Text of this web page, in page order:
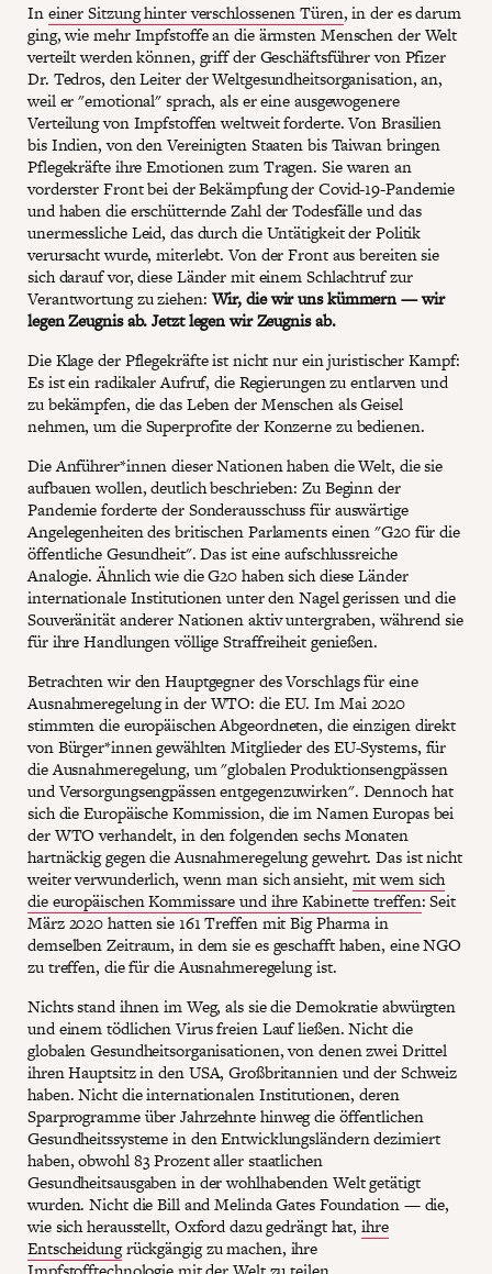
Ineiner Sitzung hinter verschlossenen Türen, in der es darum
ging, wie mehr Impfstoffe an die ärmsten Menschen der Welt
verteilt werden können, griff der Geschäftsführer von Pfizer
Dr. Tedros, den Leiter der Weltgesundheitsorganisation, an,
weil er "emotional" sprach, als er eine ausgewogenere
Verteilung von Impfstoffen weltweit forderte. Von Brasilien
bis Indien, von den Vereinigten Staaten bis Taiwan bringen
Pflegekräfte ihre Emotionen zum Tragen. Sie waren an
vorderster Front bei der Bekämpfung der Covid-19-Pandemie
und haben die erschütternde Zahl der Todesfälle und das
unermessliche Leid, das durch die Untätigkeit der Politik
verursacht wurde, miterlebt. Von der Front aus bereiten sie
sich darauf vor, diese Länder mit einem Schlachtruf zur
Verantwortung zu ziehen:Wir, die wir uns kümmern —wir
legen Zeugnis ab. Jetzt legen wir Zeugnis ab.
Die Klage der Pflegekräfte ist nicht nur ein juristischer Kampf:
Es ist ein radikaler Aufruf, die Regierungen zu entlarven und
zu bekämpfen, die das Leben der Menschen als Geisel
nehmen, um die Superprofite der Konzerne zu bedienen.
Die Anführer*innen dieser Nationen haben die Welt, die sie
aufbauen wollen, deutlich beschrieben: Zu Beginn der
Pandemie forderte der Sonderausschuss für auswärtige
Angelegenheiten des britischen Parlaments einen "G20 für die
öffentliche Gesundheit". Das ist eine aufschlussreiche
Analogie. Ähnlich wie die G20 haben sich diese Länder
internationale Institutionen unter den Nagel gerissen und die
Souveränität anderer Nationen aktiv untergraben, während sie
für ihre Handlungen völlige Straffreiheit genießen.
Betrachten wir den Hauptgegner des Vorschlags für eine
Ausnahmeregelung in der WTO: die EU. Im Mai 2020
stimmten die europäischen Abgeordneten, die einzigen direkt
von Bürger*innen gewählten Mitglieder des EU-Systems, für
die Ausnahmeregelung, um "globalen Produktionsengpässen
und Versorgungsengpässen entgegenzuwirken". Dennoch hat
sich die Europäische Kommission, die im Namen Europas bei
der WTO verhandelt, in den folgenden sechs Monaten
hartnäckig gegen die Ausnahmeregelung gewehrt. Das ist nicht
weiter verwunderlich, wenn man sich ansieht, mit wem sich
die europäischen Kommissare und ihre Kabinette treffen: Seit
März 2020 hatten sie 161 Treffen mit Big Pharma in
demselben Zeitraum, in dem sie es geschafft haben, eine NGO
zu treffen, die für die Ausnahmeregelung ist.
Nichts stand ihnen im Weg, als sie die Demokratie abwürgten
und einem tödlichen Virus freien Lauf ließen. Nicht die
globalen Gesundheitsorganisationen, von denen zwei Drittel
ihren Hauptsitz in den USA, Großbritannien und der Schweiz
haben. Nicht die internationalen Institutionen, deren
Sparprogramme über Jahrzehnte hinweg die öffentlichen
Gesundheitssysteme in den Entwicklungsländern dezimiert
haben, obwohl 83 Prozent aller staatlichen
Gesundheitsausgaben in der wohlhabenden Welt getätigt
wurden. Nicht die Bill and Melinda Gates Foundation — die,
wie sich herausstellt, Oxford dazu gedrängt hat,ihre
Entscheidungrückgängig zu machen, ihre